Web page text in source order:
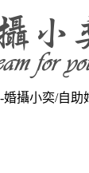
攝小奕/自助